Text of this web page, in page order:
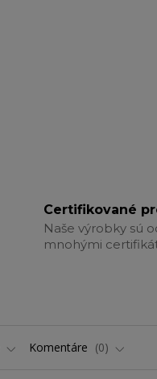
Certifikované
Naše výrobky sú
mnohými
Komentáre 0